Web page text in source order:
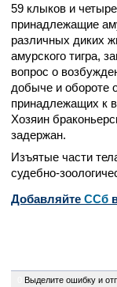
59 клыков и
принадлежащие
различных диких
амурского тигра,
вопрос о
добыче и обороте
принадлежащих к
Хозяин
задержан.
Изъятые части
судебно-
Добавляйте CСб
Выделите ошибку и